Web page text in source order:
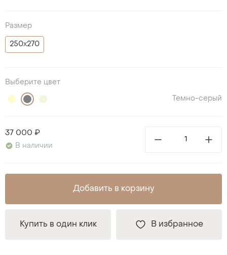
Размер
250х270
Выберите цвет
Темно-серый
37 000 ₽
В наличии
Добавить в корзину
Купить в один клик В избранное